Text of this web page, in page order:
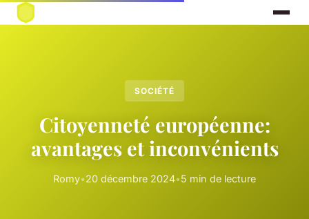
SOCIÉTÉ
Citoyenneté européenne:
avantages et inconvénients
Romy•20 décembre 2024•5 min de lecture